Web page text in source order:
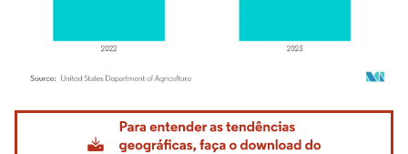
Imagem © Mordor Intelligence. O reuso requer atribuição conforme CC BY 4.0.